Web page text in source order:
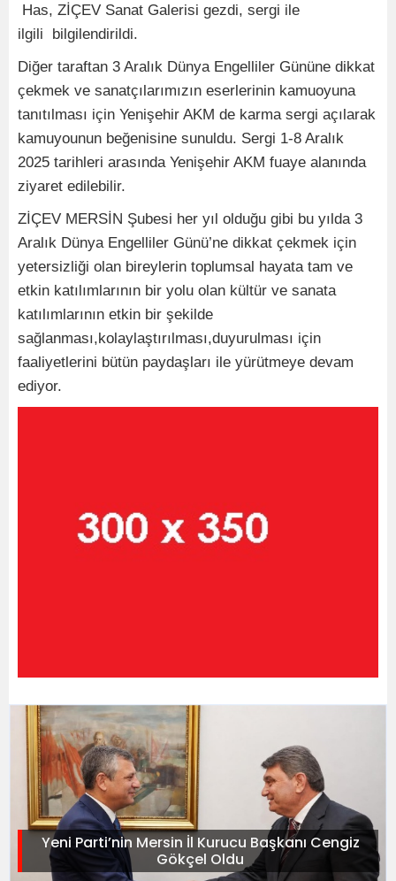
Has, ZİÇEV Sanat Galerisi gezdi, sergi ile
ilgili bilgilendirildi.
Diğer taraftan 3 Aralık Dünya Engelliler Gününe dikkat
çekmek ve sanatçılarımızın eserlerinin kamuoyuna
tanıtılması için Yenişehir AKM de karma sergi açılarak
kamuyounun beğenisine sunuldu. Sergi 1-8 Aralık
2025 tarihleri arasında Yenişehir AKM fuaye alanında
ziyaret edilebilir.
ZİÇEV MERSİN Şubesi her yıl olduğu gibi bu yılda 3
Aralık Dünya Engelliler Günü’ne dikkat çekmek için
yetersizliği olan bireylerin toplumsal hayata tam ve
etkin katılımlarının bir yolu olan kültür ve sanata
katılımlarının etkin bir şekilde
sağlanması,kolaylaştırılması,duyurulması için
faaliyetlerini bütün paydaşları ile yürütmeye devam
ediyor.
Yeni Parti’nin Mersin İl Kurucu Başkanı Cengiz
Gökçel Oldu